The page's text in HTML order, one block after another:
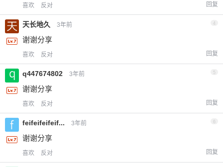
喜欢 反对 回复
天长地久 3年前 4
谢谢分享
喜欢 反对 回复
q447674802 3年前 5
谢谢分享
喜欢 反对 回复
feifeifeifeif... 3年前
谢谢分享
喜欢 反对 回复